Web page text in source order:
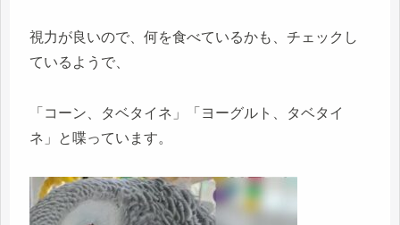
視力が良いので、何を食べているかも、チェックし
ているようで、
「コーン、タベタイネ」「ヨーグルト、タベタイ
ネ」と喋っています。